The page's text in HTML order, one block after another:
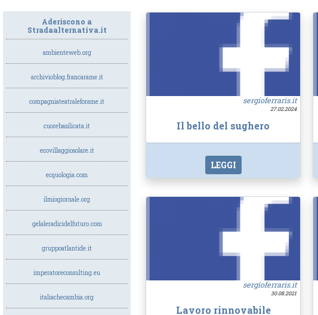
Aderiscono a
Stradaalternativa.it
ambienteweb.org
archivioblog.francarame.it
compagniateatraleforame.it
cuorebasilicata.it
ecovillaggiosolare.it
ecquologia.com
ilmiogiornale.org
gelaleradicidelfuturo.com
gruppoatlantide.it
imperatoreconsulting.eu
italiachecambia.org
sergioferraris.it
27.02.2024
Il bello del sughero
LEGGI
sergioferraris.it
30.08.2021
Lavoro rinnovabile